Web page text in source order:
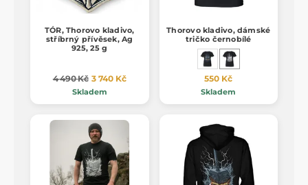
TÓR, Thorovo kladivo,
stříbrný přívěsek, Ag
925, 25 g
4 490 Kč 3 740 Kč
Skladem
Thorovo kladivo, dámské
tričko černobílé
550 Kč
Skladem